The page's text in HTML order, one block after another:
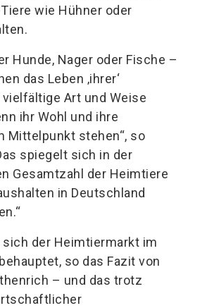
wie Hühner oder
Hunde, Nager oder Fische –
das Leben ‚ihrer‘
Art und Weise
ihr Wohl und ihre
Mittelpunkt stehen“, so
spiegelt sich in der
Gesamtzahl der Heimtiere
in Deutschland
der Heimtiermarkt im
so das Fazit von
– und das trotz